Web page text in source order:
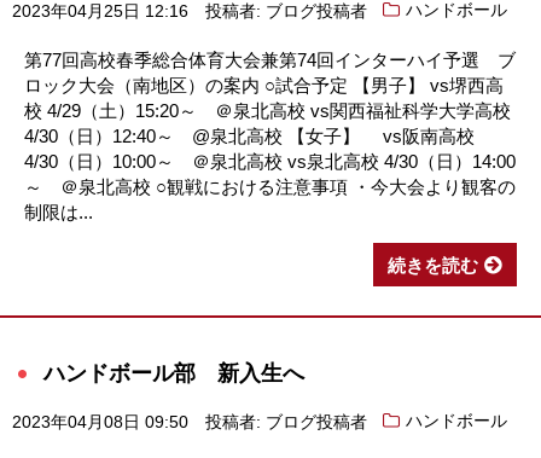
2023年04月25日 12:16 投稿者: ブログ投稿者 ハンドボール
第77回高校春季総合体育大会兼第74回インターハイ予選 ブ
ロック大会（南地区）の案内 ○試合予定 【男子】 vs堺西高
校 4/29（土）15:20～ ＠泉北高校 vs関西福祉科学大学高校
4/30（日）12:40～ @泉北高校 【女子】 vs阪南高校
4/30（日）10:00～ ＠泉北高校 vs泉北高校 4/30（日）14:00
～ ＠泉北高校 ○観戦における注意事項 ・今大会より観客の
制限は...
続きを読む
ハンドボール部 新入生へ
2023年04月08日 09:50 投稿者: ブログ投稿者 ハンドボール